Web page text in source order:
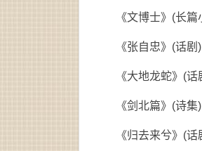
《文博士》(长
《张自忠》(话
《大地龙蛇》(
《剑北篇》(诗
《归去来兮》(